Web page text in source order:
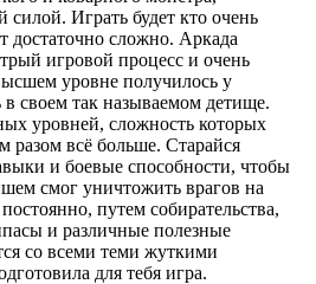
Играть будет кто очень
достаточно сложно. Аркада
игровой процесс и очень
уровне получилось у
в своем так называемом детище.
уровней, сложность которых
разом всё больше. Старайся
и боевые способности, чтобы
смог уничтожить врагов на
путем собирательства,
и различные полезные
со всеми теми жуткими
для тебя игра.